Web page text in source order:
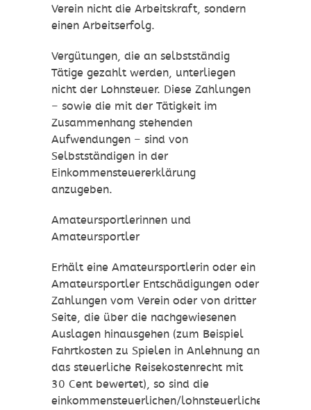
Verein nicht die Arbeitskraft, sondern
einen Arbeitserfolg.
Vergütungen, die an selbstständig
Tätige gezahlt werden, unterliegen
nicht der Lohnsteuer. Diese Zahlungen
– sowie die mit der Tätigkeit im
Zusammenhang stehenden
Aufwendungen – sind von
Selbstständigen in der
Einkommensteuererklärung
anzugeben.
Amateursportlerinnen und
Amateursportler
Erhält eine Amateursportlerin oder ein
Amateursportler Entschädigungen oder
Zahlungen vom Verein oder von dritter
Seite, die über die nachgewiesenen
Auslagen hinausgehen (zum Beispiel
Fahrtkosten zu Spielen in Anlehnung an
das steuerliche Reisekostenrecht mit
30 Cent bewertet), so sind die
einkommensteuerlichen/lohnsteuerlichen